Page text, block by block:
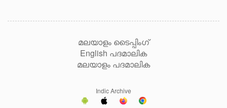
മലയാളം ടൈപ്പിംഗ്
English പദമാലിക
മലയാളം പദമാലിക
Indic Archive